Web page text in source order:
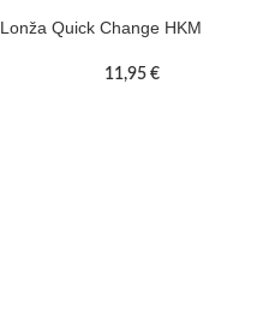
Lonža Quick Change HKM
11,95 €